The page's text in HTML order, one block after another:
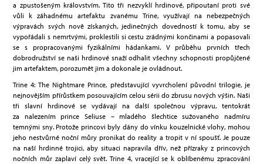
a zpustošeným královstvím. Tito tři nezvyklí hrdinové, připoutaní proti své
vůli k záhadnému artefaktu zvanému Trine, využívají na nebezpečných
výpravách svých nově získaných, jedinečných dovedností k tomu, aby se
vypořádali s nemrtvými, proklestili si cestu zrádnými končinami a popasovali
se s propracovanými fyzikálními hádankami. V průběhu prvních třech
dobrodružství se naši hrdinové snaží odhalit všechny schopnosti propůjčené
jim artefaktem, porozumět jim a dokonale je ovládnout.
Trine 4: The Nightmare Prince, představující vyvrcholení původní trilogie, je
nejnovějším přírůstkem posouvajícím celou sérii do zbrusu nových výšin. Naši
tři slavní hrdinové se vydávají na další společnou výpravu, tentokrát
za nalezením prince Seliuse – mladého šlechtice sužovaného nadmíru
temnými sny. Protože princovi byly dány do vínku kouzelnické vlohy, mohou
jeho nestvůrné noční můry pronikat do reality a tropit v ní spoušť. Je pouze
na naší hrdinné trojici, aby situaci napravila dřív, než přízraky z princových
nočních můr zaplaví celý svět. Trine 4, vracející se k oblíbenému zpracování